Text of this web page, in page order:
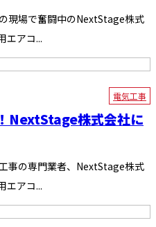
現場で奮闘中のNextStage株式
エアコ...
電気工事
NextStage株式会社に
事の専門業者、NextStage株式
エアコ...